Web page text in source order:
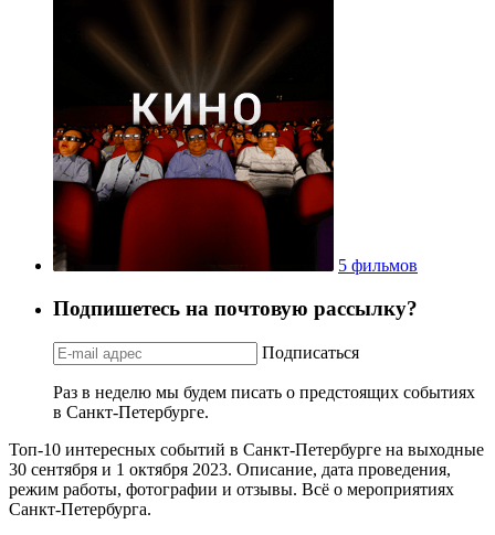
5 фильмов
Подпишетесь на почтовую рассылку?
Подписаться
Раз в неделю мы будем писать о предстоящих событиях
в Санкт-Петербурге.
Топ-10 интересных событий в Санкт-Петербурге на выходные
30 сентября и 1 октября 2023. Описание, дата проведения,
режим работы, фотографии и отзывы. Всё о мероприятиях
Санкт-Петербурга.